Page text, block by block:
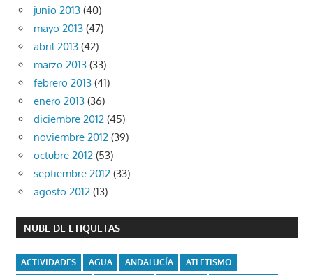
junio 2013 (40)
mayo 2013 (47)
abril 2013 (42)
marzo 2013 (33)
febrero 2013 (41)
enero 2013 (36)
diciembre 2012 (45)
noviembre 2012 (39)
octubre 2012 (53)
septiembre 2012 (33)
agosto 2012 (13)
NUBE DE ETIQUETAS
ACTIVIDADES AGUA ANDALUCÍA
ATLETISMO